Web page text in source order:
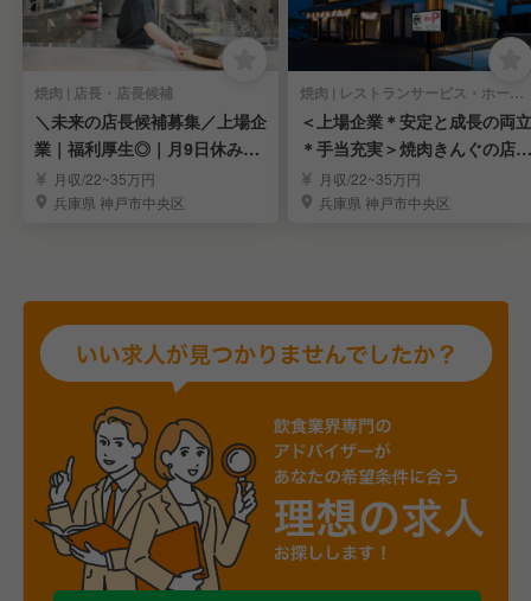
焼肉 | 店長・店長候補
＼未来の店長候補募集／上場企
業｜福利厚生◎｜月9日休み｜
７連休制度あります
月収/22~35万円
兵庫県 神戸市中央区
焼肉 | レストランサービス・ホールスタッフ
＜上場企業＊安定と成長の両立
＊手当充実＞焼肉きんぐの店長
候補を募集中！
月収/22~35万円
兵庫県 神戸市中央区